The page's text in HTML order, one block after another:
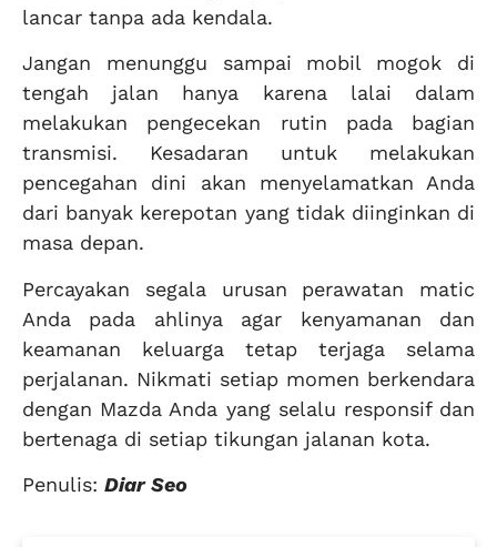
lancar tanpa ada kendala.
Jangan menunggu sampai mobil mogok di
tengah jalan hanya karena lalai dalam
melakukan pengecekan rutin pada bagian
transmisi. Kesadaran untuk melakukan
pencegahan dini akan menyelamatkan Anda
dari banyak kerepotan yang tidak diinginkan di
masa depan.
Percayakan segala urusan perawatan matic
Anda pada ahlinya agar kenyamanan dan
keamanan keluarga tetap terjaga selama
perjalanan. Nikmati setiap momen berkendara
dengan Mazda Anda yang selalu responsif dan
bertenaga di setiap tikungan jalanan kota.
Penulis: Diar Seo